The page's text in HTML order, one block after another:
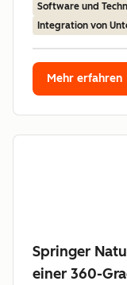
Software und
Integration von
Mehr erfahren
Springer
einer 360-